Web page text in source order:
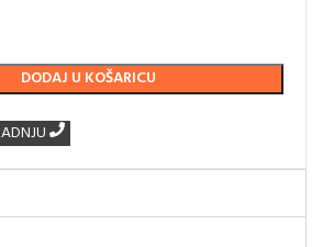
DODAJ U KOŠARICU